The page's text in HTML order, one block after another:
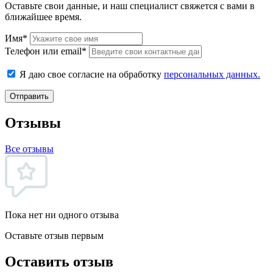
Оставьте свои данные, и наш специалист свяжется с вами в
ближайшее время.
Имя*
Телефон или email*
Я даю свое согласие на обработку персональных данных.
Отправить
Отзывы
Все отзывы
Пока нет ни одного отзыва
Оставьте отзыв первым
Оставить отзыв